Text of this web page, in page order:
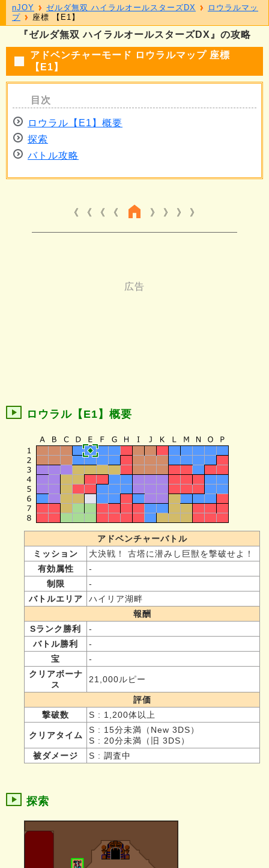
『ゼルダ無双 ハイラルオールスターズDX』の攻略
アドベンチャーモード ロウラルマップ 座標
【E1】
ロウラル【E1】概要
探索
バトル攻略
《 《 《 》 》 》
ロウラル【E1】概要
アドベンチャーバトル
ミッション
大決戦！ 古塔に潜みし巨獣を撃破せよ！
有効属性
-
制限
-
バトルエリア
ハイリア湖畔
報酬
Sランク勝利
-
バトル勝利
-
宝
-
クリアボーナ
ス
21,000ルピー
評価
撃破数
S : 1,200体以上
クリアタイム
S : 15分未満（New 3DS）
S : 20分未満（旧 3DS）
被ダメージ
S : 調査中
探索
nJOY ゼルダ無双 ハイラルオールスターズDX
ロウラルマッ
プ
座標 【E1】